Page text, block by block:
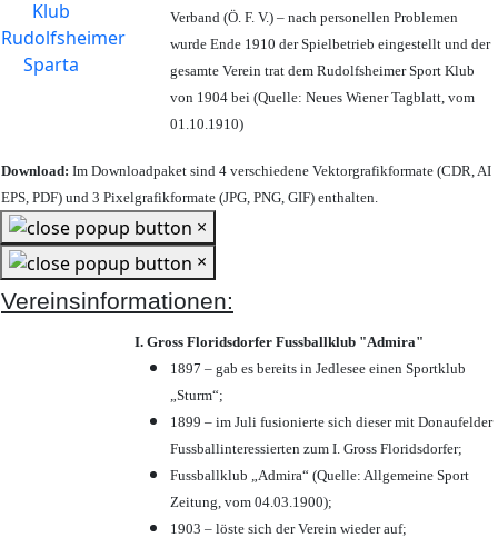
Verband (Ö. F. V.) – nach personellen Problemen
wurde Ende 1910 der Spielbetrieb eingestellt und der
gesamte Verein trat dem Rudolfsheimer Sport Klub
von 1904 bei (Quelle: Neues Wiener Tagblatt, vom
01.10.1910)
Download: Im Downloadpaket sind 4 verschiedene Vektorgrafikformate (CDR, AI
EPS, PDF) und 3 Pixelgrafikformate (JPG, PNG, GIF) enthalten.
×
×
Vereinsinformationen:
I. Gross Floridsdorfer Fussballklub "Admira"
1897 – gab es bereits in Jedlesee einen Sportklub
„Sturm“;
1899 – im Juli fusionierte sich dieser mit Donaufelder
Fussballinteressierten zum I. Gross Floridsdorfer;
Fussballklub „Admira“ (Quelle: Allgemeine Sport
Zeitung, vom 04.03.1900);
1903 – löste sich der Verein wieder auf;